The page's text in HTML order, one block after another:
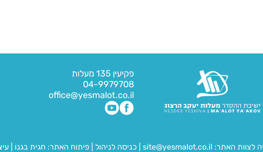
פקיעין 135 מעלות
04-9979708
office@yesmalot.co.il
לצוות האתר: site@yesmalot.co.il כניסה לניהול פיתוח האתר: חגית בגנו